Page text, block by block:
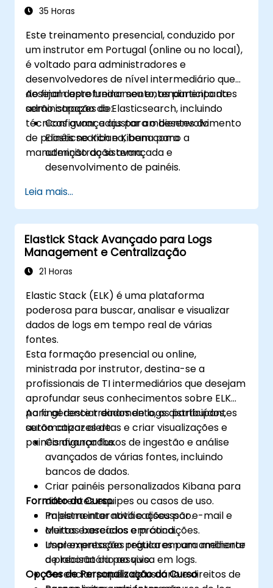
35 Horas
Este treinamento presencial, conduzido por
um instrutor em Portugal (online ou no local),
é voltado para administradores e
desenvolvedores de nível intermediário que
desejam aprofundar seu entendimento da
administração do Elasticsearch, incluindo
técnicas avançadas para o desenvolvimento
de painéis no Kibana, bem como a
manutenção do sistema.
Ao final deste treinamento, os participantes
serão capazes de:
Configurar e ajustar ambientes do
Elasticsearch e Kibana para
administração avançada e
desenvolvimento de painéis.
e modelos de dados no Elasticsearch.
Desenvolver consultas e filtros
avançados para extrair insights valiosos
dos dados do Elasticsearch.
Projetar e construir painéis interativos no
Kibana usando diversos tipos de
Implementar práticas recomendadas
para a administração, otimização e
solução de problemas do Elasticsearch e
Kibana.
Leia mais...
Elastick Stack Avançado para Logs
Management e Centralização
21 Horas
Elastic Stack (ELK) é uma plataforma
poderosa para buscar, analisar e visualizar
dados de logs em tempo real de várias
fontes.
Esta formação presencial ou online,
ministrada por instrutor, destina-se a
profissionais de TI intermediários que desejam
aprofundar seus conhecimentos sobre ELK
para gerenciar dados de logs distribuídos,
automatizar alertas e criar visualizações e
painéis avançados.
Ao final deste treinamento, os participantes
serão capazes de:
Configurar fluxos de ingestão e análise
avançados de várias fontes, incluindo
bancos de dados.
Criar painéis personalizados Kibana para
diferentes equipes ou casos de uso.
Implementar notificações por e-mail e
alertas baseados em condições.
Usar expressões regulares para melhorar
a precisão da pesquisa em logs.
Gerenciar papéis de usuário e direitos de
Formato do Curso
Palestra interativa e discussão.
Muitos exercícios e prática.
Implementação prática em um ambiente
de laboratório ao vivo.
Opções de Personalização do Curso